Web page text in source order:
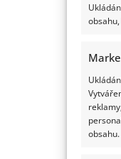
obsahu.